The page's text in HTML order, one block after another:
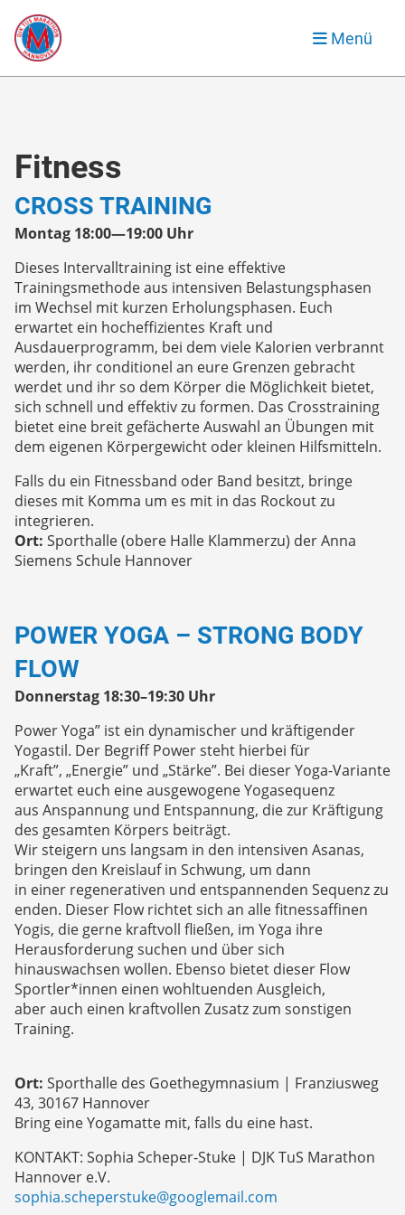
Menü
Fitness
CROSS TRAINING
Montag 18:00—19:00 Uhr
Dieses Intervalltraining ist eine effektive
Trainingsmethode aus intensiven Belastungsphasen
im Wechsel mit kurzen Erholungsphasen. Euch
erwartet ein hocheffizientes Kraft und
Ausdauerprogramm, bei dem viele Kalorien verbrannt
werden, ihr conditionel an eure Grenzen gebracht
werdet und ihr so dem Körper die Möglichkeit bietet,
sich schnell und effektiv zu formen. Das Crosstraining
bietet eine breit gefächerte Auswahl an Übungen mit
dem eigenen Körpergewicht oder kleinen Hilfsmitteln.
Falls du ein Fitnessband oder Band besitzt, bringe
dieses mit Komma um es mit in das Rockout zu
integrieren.
Ort: Sporthalle (obere Halle Klammerzu) der Anna
Siemens Schule Hannover
POWER YOGA – STRONG BODY
FLOW
Donnerstag 18:30–19:30 Uhr
Power Yoga” ist ein dynamischer und kräftigender
Yogastil. Der Begriff Power steht hierbei für
„Kraft”, „Energie” und „Stärke”. Bei dieser Yoga-Variante
erwartet euch eine ausgewogene Yogasequenz
aus Anspannung und Entspannung, die zur Kräftigung
des gesamten Körpers beiträgt.
Wir steigern uns langsam in den intensiven Asanas,
bringen den Kreislauf in Schwung, um dann
in einer regenerativen und entspannenden Sequenz zu
enden. Dieser Flow richtet sich an alle fitnessaffinen
Yogis, die gerne kraftvoll fließen, im Yoga ihre
Herausforderung suchen und über sich
hinauswachsen wollen. Ebenso bietet dieser Flow
Sportler*innen einen wohltuenden Ausgleich,
aber auch einen kraftvollen Zusatz zum sonstigen
Training.
Ort: Sporthalle des Goethegymnasium | Franziusweg
43, 30167 Hannover
Bring eine Yogamatte mit, falls du eine hast.
KONTAKT: Sophia Scheper-Stuke | DJK TuS Marathon
Hannover e.V.
sophia.scheperstuke@googlemail.com